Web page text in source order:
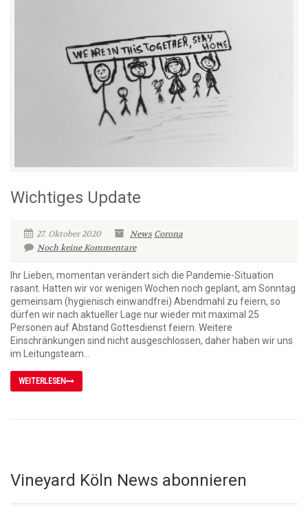
Wichtiges Update
27. Oktober 2020 News Corona
Noch keine Kommentare
Ihr Lieben, momentan verändert sich die Pandemie-Situation
rasant. Hatten wir vor wenigen Wochen noch geplant, am Sonntag
gemeinsam (hygienisch einwandfrei) Abendmahl zu feiern, so
dürfen wir nach aktueller Lage nur wieder mit maximal 25
Personen auf Abstand Gottesdienst feiern. Weitere
Einschränkungen sind nicht ausgeschlossen, daher haben wir uns
im Leitungsteam...
WEITERLESEN
Vineyard Köln News abonnieren